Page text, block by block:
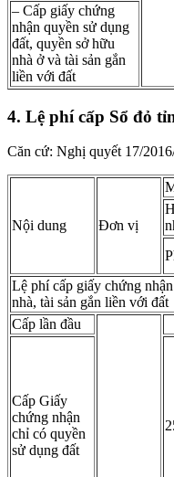
– Cấp giấy chứng
nhận quyền sử dụng
đất, quyền sở hữu
nhà ở và tài sản gắn
liền với đất
4. Lệ phí cấp Sổ đỏ
Căn cứ: Nghị quyết 17/
Nội dung Đơn vị
Lệ phí cấp giấy chứng
nhà, tài sản gắn liền với đất
Cấp lần đầu
Cấp Giấy
chứng nhận
chỉ có quyền
sử dụng đất